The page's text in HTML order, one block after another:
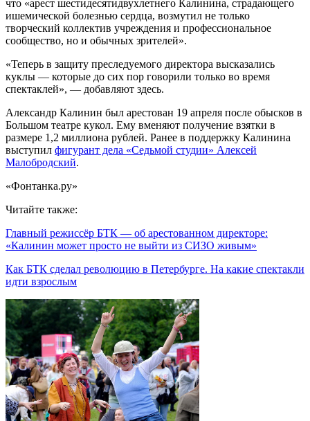
что «арест шестидесятидвухлетнего Калинина, страдающего
ишемической болезнью сердца, возмутил не только
творческий коллектив учреждения и профессиональное
сообщество, но и обычных зрителей».
«Теперь в защиту преследуемого директора высказались
куклы — которые до сих пор говорили только во время
спектаклей», — добавляют здесь.
Александр Калинин был арестован 19 апреля после обысков в
Большом театре кукол. Ему вменяют получение взятки в
размере 1,2 миллиона рублей. Ранее в поддержку Калинина
выступил фигурант дела «Седьмой студии» Алексей
Малобродский.
«Фонтанка.ру»
Читайте также:
Главный режиссёр БТК — об арестованном директоре:
«Калинин может просто не выйти из СИЗО живым»
Как БТК сделал революцию в Петербурге. На какие спектакли
идти взрослым